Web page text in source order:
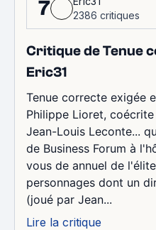
7
2386 critiques
Critique de Tenue
Eric31
Tenue correcte exigée
Philippe Lioret,
Jean-Louis Leconte...
de Business Forum à
vous de annuel de
personnages dont un
(joué par Jean...
Lire la critique